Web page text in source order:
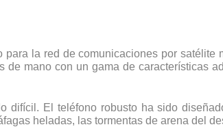
la red de comunicaciones por satélite
de mano con un gama de características
difícil. El teléfono robusto ha sido
heladas, las tormentas de arena del